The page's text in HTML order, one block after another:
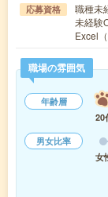
応募資格
職種未
未経験
Excel
職場の雰囲気
年齢層
20
男女比率
女